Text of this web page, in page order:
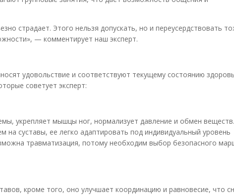
страдает. Этого нельзя допускать, но и переусердствовать
— комментирует наш эксперт.
удовольствие и соответствуют текущему состоянию
советует эксперт:
укрепляет мышцы ног, нормализует давление и обмен
суставы, ее легко адаптировать под индивидуальный уровень
травматизация, потому необходим выбор безопасного
кроме того, оно улучшает координацию и равновесие, что